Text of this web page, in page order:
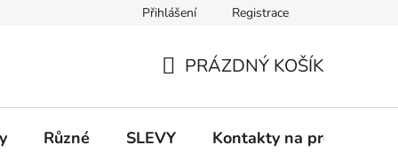
Informace k on-line platbám Odstoupení od
Přihlášení Registrace
KOŠÍK
PRÁZDNÝ KOŠÍK
Různé SLEVY Kontakty na prodejny